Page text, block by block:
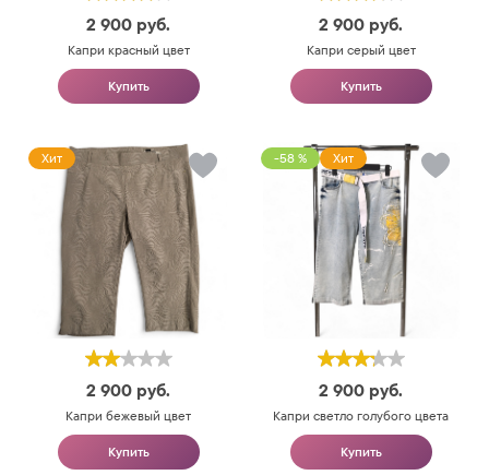
2 900 руб.
Капри красный цвет
Купить
2 900 руб.
Капри серый цвет
Купить
Хит
2 900 руб.
Капри бежевый цвет
Купить
-58 % Хит
2 900 руб.
Капри светло голубого цвета
Купить